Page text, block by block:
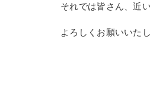
それでは皆さん、近
よろしくお願いいたし